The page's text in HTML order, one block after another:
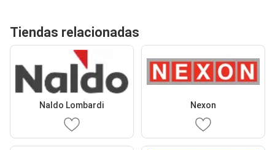
Tiendas relacionadas
Naldo Lombardi Nexon